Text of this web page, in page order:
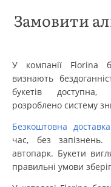
Замовити
У компанії Florina
визнають
букетів доступна,
розроблено систему
Безкоштовна доставка
час, без
автопарк. Букети
правильні умови